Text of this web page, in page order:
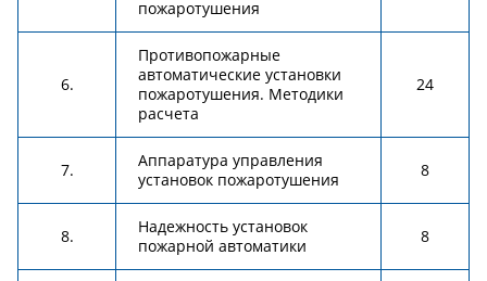
пожаротушения
6.
Противопожарные
автоматические установки
пожаротушения. Методики
расчета
24
7.
Аппаратура управления
установок пожаротушения
8
8.
Надежность установок
пожарной автоматики
8